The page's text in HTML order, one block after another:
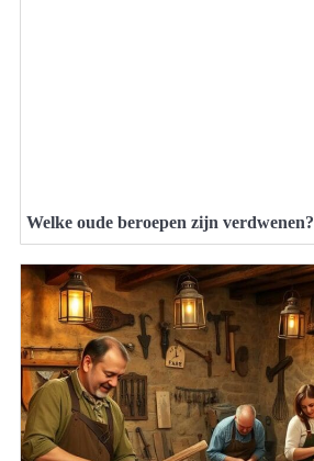
Welke oude beroepen zijn verdwenen?